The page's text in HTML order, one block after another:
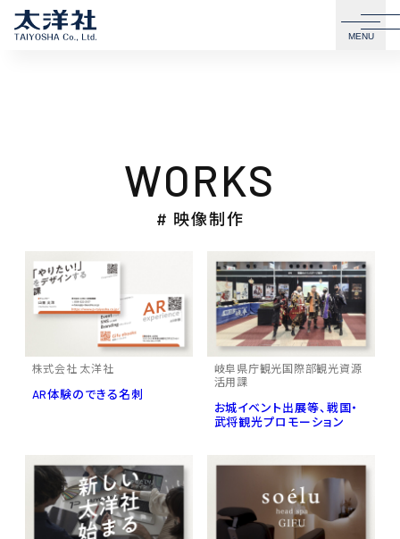
MENU
WORKS
# 映像制作
株式会社 太洋社
AR体験のできる名刺
岐阜県庁観光国際部観光資源
活用課
お城イベント出展等、戦国・
武将観光プロモーション